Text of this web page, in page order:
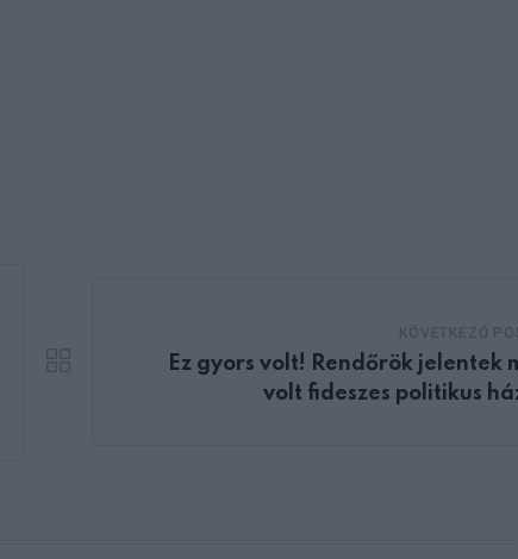
Ez gyors volt! Rendőrök jelentek
volt fideszes politikus